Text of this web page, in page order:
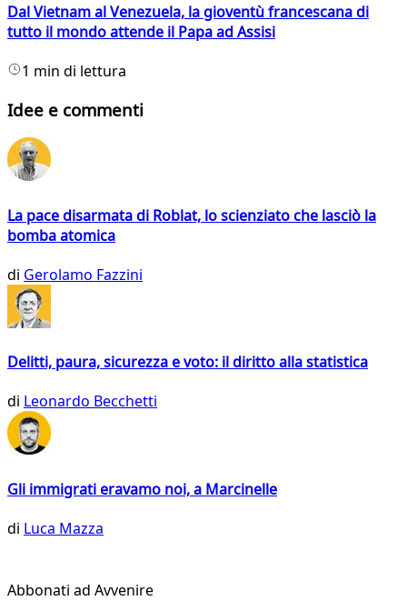
Dal Vietnam al Venezuela, la gioventù francescana di
tutto il mondo attende il Papa ad Assisi
1 min di lettura
Idee e commenti
La pace disarmata di Roblat, lo scienziato che lasciò la
bomba atomica
di Gerolamo Fazzini
Delitti, paura, sicurezza e voto: il diritto alla statistica
di Leonardo Becchetti
Gli immigrati eravamo noi, a Marcinelle
di Luca Mazza
Abbonati ad Avvenire